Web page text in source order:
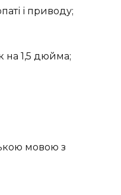
і приводу;
на 1,5 дюйма;
мовою з